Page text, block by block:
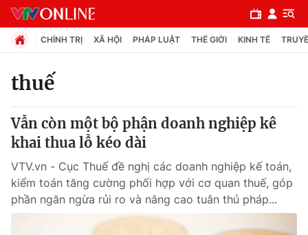
Chuyên mục
Chính trị
Xã hội
Pháp luật
CHÍNH TRỊ XÃ HỘI PHÁP LUẬT THẾ GIỚI KINH TẾ
thuế
Vẫn còn một bộ phận doanh nghiệp kê
khai thua lỗ kéo dài
VTV.vn - Cục Thuế đề nghị các doanh nghiệp kế toán,
kiểm toán tăng cường phối hợp với cơ quan thuế, góp
phần ngăn ngừa rủi ro và nâng cao tuân thủ pháp...